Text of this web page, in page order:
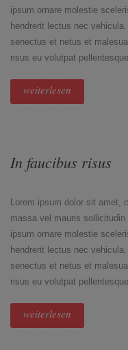
ipsum ornare molestie
hendrerit lectus nec
senectus et netus et
risus eu volutpat
weiterlesen
In faucibus risus
Lorem ipsum dolor sit amet,
massa vel mauris
ipsum ornare molestie
hendrerit lectus nec
senectus et netus et
risus eu volutpat
weiterlesen